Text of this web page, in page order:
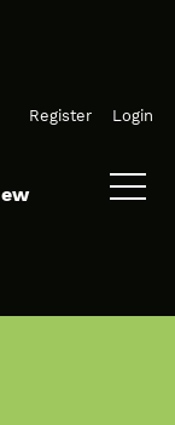
Register Login